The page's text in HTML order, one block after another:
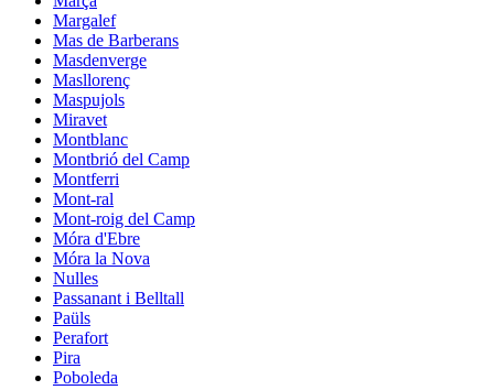
Margalef
Mas de Barberans
Masdenverge
Masllorenç
Maspujols
Miravet
Montblanc
Montbrió del Camp
Montferri
Mont-ral
Mont-roig del Camp
Móra d'Ebre
Móra la Nova
Nulles
Passanant i Belltall
Paüls
Perafort
Pira
Poboleda